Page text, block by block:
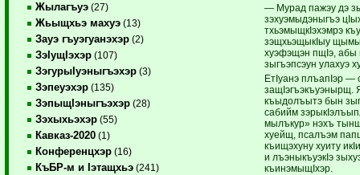
Жылагъуэ (27)
Жьыщхьэ махуэ (13)
Зауэ гъуэгуанэхэр (2)
ЗэIущIэхэр (107)
ЗэгурыIуэныгъэхэр (3)
Зэпеуэхэр (135)
ЗэпыщIэныгъэхэр (28)
Зэхыхьэхэр (55)
Кавказ-2020 (1)
Конференцхэр (16)
КъБР-м и Iэтащхьэ (241)
— Мурад пажэу дэ
зэхуэмыдэныгъэ
тхьэмыщкIэхэмрэ
зэщхьэщыкIыу
хуэфэщэн пщIэ, абы
зыгъэпсэун улахуэ
ЕтIуанэ плъапIэр —
защIэгъэкъуэнырщ.
къыдолъытэ бын
сабийм
мылъкур» нэхъ
хуейщ, псалъэм
къищэхуну хуиту
и лъэныкъуэкIэ
къинэмыщIхэр.